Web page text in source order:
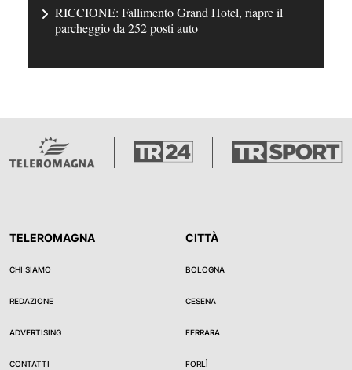
RICCIONE: Fallimento Grand Hotel, riapre il
parcheggio da 252 posti auto
TELEROMAGNA
CHI SIAMO
REDAZIONE
ADVERTISING
CONTATTI
CITTÀ
BOLOGNA
CESENA
FERRARA
FORLÌ